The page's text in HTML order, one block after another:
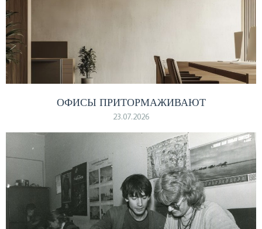
ОФИСЫ ПРИТОРМАЖИВАЮТ
23.07.2026